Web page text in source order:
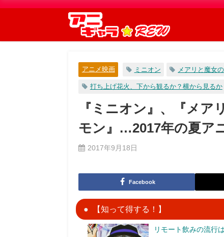
アニメ映画 ミニオン メアリと魔女
打ち上げ花火、下から観るか？横から見るか
『ミニオン』、『メア
モン』…2017年の夏ア
2017年9月18日
Facebook
【知って得する！】
リモート飲みの流行